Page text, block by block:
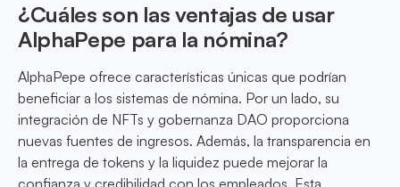
¿Cuáles son las ventajas de usar
AlphaPepe para la nómina?
AlphaPepe ofrece características únicas que podrían
beneficiar a los sistemas de nómina. Por un lado, su
integración de NFTs y gobernanza DAO proporciona
nuevas fuentes de ingresos. Además, la transparencia en
la entrega de tokens y la liquidez puede mejorar la